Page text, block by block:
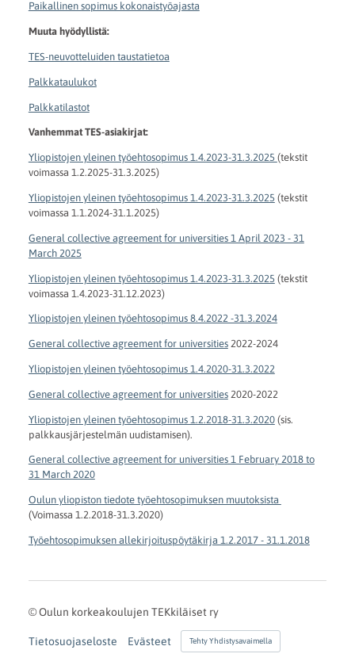
Paikallinen sopimus kokonaistyöajasta
Muuta hyödyllistä:
TES-neuvotteluiden taustatietoa
Palkkataulukot
Palkkatilastot
Vanhemmat TES-asiakirjat:
Yliopistojen yleinen työehtosopimus 1.4.2023-31.3.2025 (tekstit
voimassa 1.2.2025-31.3.2025)
Yliopistojen yleinen työehtosopimus 1.4.2023-31.3.2025 (tekstit
voimassa 1.1.2024-31.1.2025)
General collective agreement for universities 1 April 2023 - 31
March 2025
Yliopistojen yleinen työehtosopimus 1.4.2023-31.3.2025 (tekstit
voimassa 1.4.2023-31.12.2023)
Yliopistojen yleinen työehtosopimus 8.4.2022 -31.3.2024
General collective agreement for universities2022-2024
Yliopistojen yleinen työehtosopimus 1.4.2020-31.3.2022
General collective agreement for universities2020-2022
Yliopistojen yleinen työehtosopimus 1.2.2018-31.3.2020(sis.
palkkausjärjestelmän uudistamisen).
General collective agreement for universities 1 February 2018 to
31 March 2020
Oulun yliopiston tiedote työehtosopimuksen muutoksista
(Voimassa 1.2.2018-31.3.2020)
Työehtosopimuksen allekirjoituspöytäkirja 1.2.2017 - 31.1.2018
©Oulun korkeakoulujen TEKkiläiset ry
Tietosuojaseloste Evästeet Tehty Yhdistysavaimella